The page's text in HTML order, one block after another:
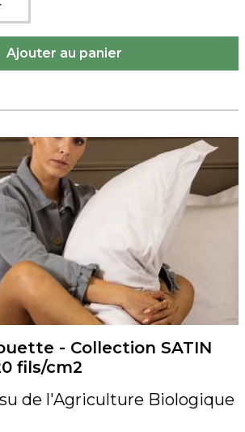
- Collection SATIN
fils/cm2
de l'Agriculture Biologique